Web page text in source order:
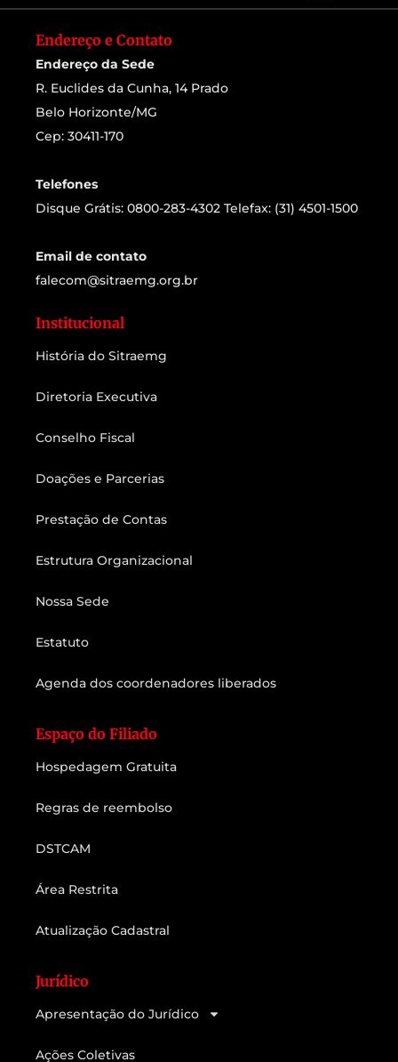
Endereço e Contato
Endereço da Sede
R. Euclides da Cunha, 14 Prado
Belo Horizonte/MG
Cep: 30411-170
Telefones
Disque Grátis: 0800-283-4302 Telefax: (31) 4501-1500
Email de contato
falecom@sitraemg.org.br
Institucional
História do Sitraemg
Diretoria Executiva
Conselho Fiscal
Doações e Parcerias
Prestação de Contas
Estrutura Organizacional
Nossa Sede
Estatuto
Agenda dos coordenadores liberados
Espaço do Filiado
Hospedagem Gratuita
Regras de reembolso
DSTCAM
Área Restrita
Atualização Cadastral
Jurídico
Apresentação do Jurídico
Ações Coletivas